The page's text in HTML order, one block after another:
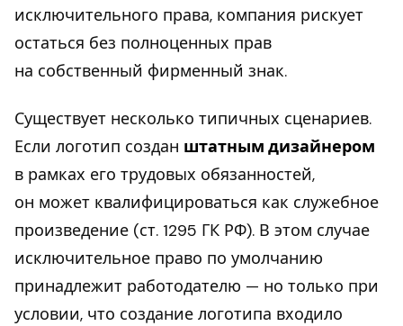
исключительного права, компания рискует
остаться без полноценных прав
на собственный фирменный знак.
Существует несколько типичных сценариев.
Если логотип создан штатным дизайнером
в рамках его трудовых обязанностей,
он может квалифицироваться как служебное
произведение (ст. 1295 ГК РФ). В этом случае
исключительное право по умолчанию
принадлежит работодателю — но только при
условии, что создание логотипа входило